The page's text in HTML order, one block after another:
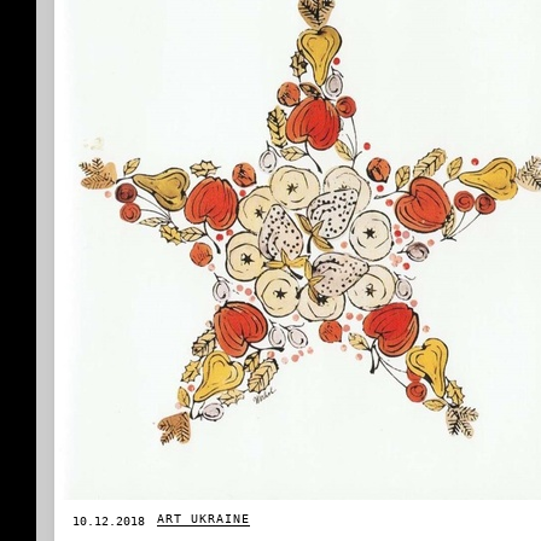
10.12.2018 ART UKRAINE